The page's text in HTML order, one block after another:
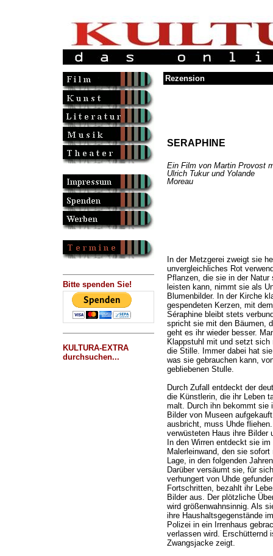
Bitte spenden Sie!
KULTURA-EXTRA
durchsuchen...
Rezension
SERAPHINE
Ein Film von Martin Provost
Ulrich Tukur und Yolande
Moreau
In der Metzgerei zweigt sie
unvergleichliches Rot
Pflanzen, die sie in der
leisten kann, nimmt sie als
Blumenbilder. In der Kirche
gespendeten Kerzen, mit
Séraphine bleibt stets
spricht sie mit den Bäumen,
geht es ihr wieder besser.
Klappstuhl mit und setzt sich
die Stille. Immer dabei hat
was sie gebrauchen kann,
gebliebenen Stulle.
Durch Zufall entdeckt der
die Künstlerin, die ihr Leben
malt. Durch ihn bekommt sie
Bilder von Museen
ausbricht, muss Uhde
verwüsteten Haus ihre Bilder
In den Wirren entdeckt sie
Malerleinwand, den sie
Lage, in den folgenden
Darüber versäumt sie, für
verhungert von Uhde
Fortschritten, bezahlt ihr
Bilder aus. Der plötzliche
wird größenwahnsinnig. Als
ihre Haushaltsgegenstände
Polizei in ein Irrenhaus
verlassen wird. Erschütternd
Zwangsjacke zeigt.